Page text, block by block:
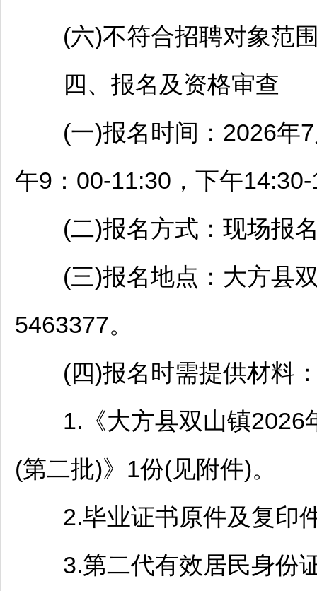
(六)不符合招聘对象范
四、报名及资格审查
(一)报名时间：2026年7
午9：00-11:30，下午
(二)报名方式：现场报
(三)报名地点： 大方县
5463377。
(四)报名时需提供材料
1.《大方县双山镇2026
(第二批)》1份(见附件)。
2.毕业证书原件及复印
3.第二代有效居民身份证